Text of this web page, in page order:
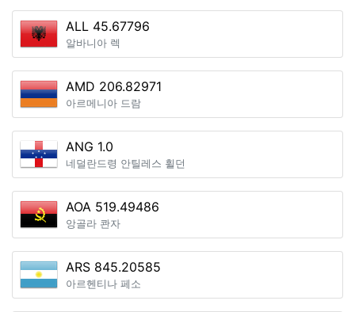
ALL 45.67796
알바니아 렉
AMD 206.82971
아르메니아 드람
ANG 1.0
네덜란드령 안틸레스 휠던
AOA 519.49486
앙골라 콴자
ARS 845.20585
아르헨티나 페소